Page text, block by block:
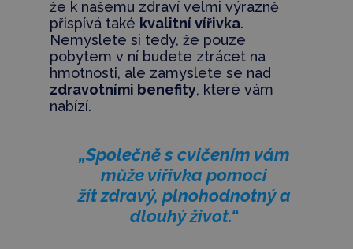
že k našemu zdraví velmi výrazně
přispívá také kvalitní vířivka.
Nemyslete si tedy, že pouze
pobytem v ní budete ztrácet na
hmotnosti, ale zamyslete se nad
zdravotními benefity, které vám
nabízí.
„Společně s cvičením vám
může vířivka pomoci
žít zdravý, plnohodnotný a
dlouhý život.“